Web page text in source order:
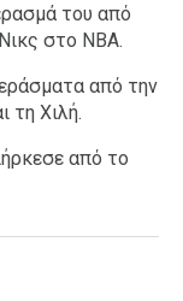
του από
στο NBA.
από την
τη Χιλή.
από το